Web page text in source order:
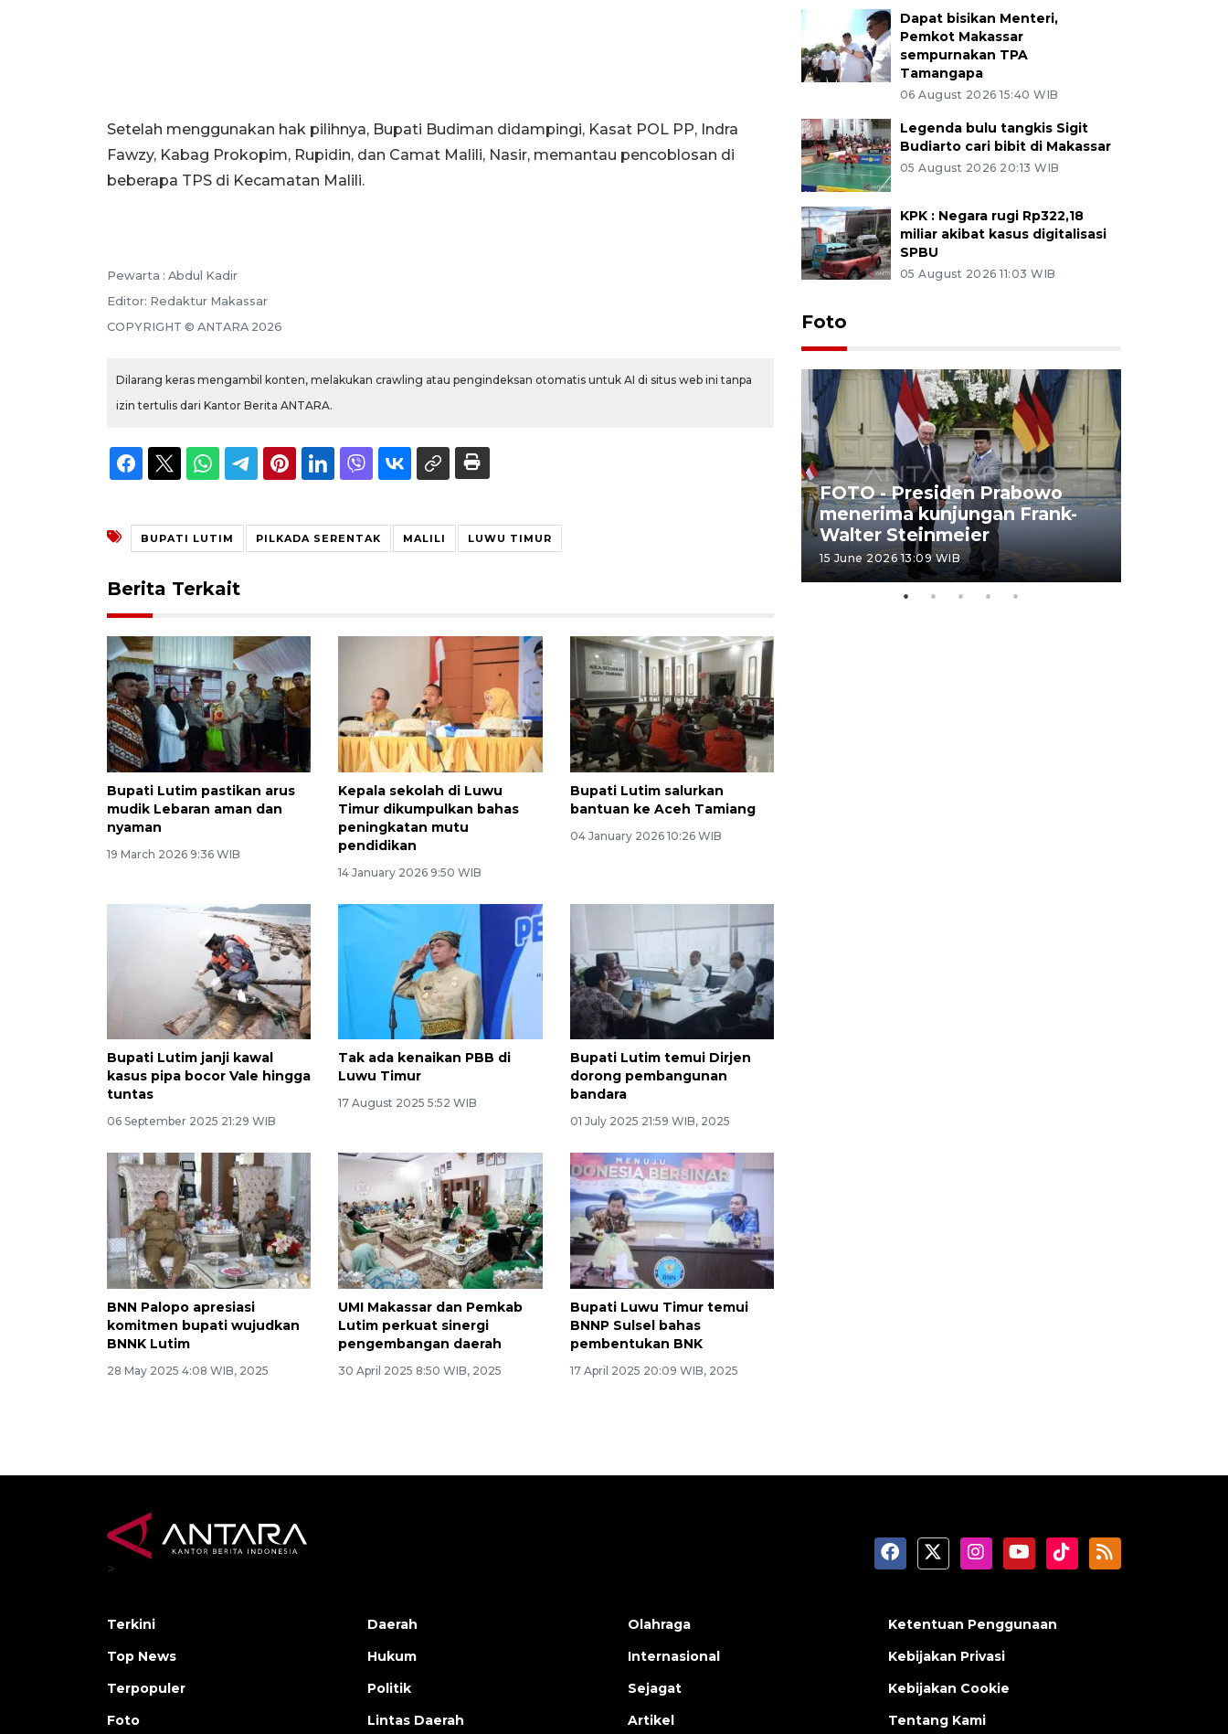
Setelah menggunakan hak pilihnya, Bupati Budiman didampingi, Kasat POL PP, Indra
Fawzy, Kabag Prokopim, Rupidin, dan Camat Malili, Nasir, memantau pencoblosan di
beberapa TPS di Kecamatan Malili.
Pewarta : Abdul Kadir
Editor: Redaktur Makassar
COPYRIGHT © ANTARA 2026
Dilarang keras mengambil konten, melakukan crawling atau pengindeksan otomatis untuk AI di situs web ini tanpa
izin tertulis dari Kantor Berita ANTARA.
BUPATI LUTIM PILKADA SERENTAK MALILI LUWU TIMUR
Berita Terkait
Bupati Lutim pastikan arus
mudik Lebaran aman dan
nyaman
19 March 2026 9:36 WIB
Kepala sekolah di Luwu
Timur dikumpulkan bahas
peningkatan mutu
pendidikan
14 January 2026 9:50 WIB
Bupati Lutim salurkan
bantuan ke Aceh Tamiang
04 January 2026 10:26 WIB
Bupati Lutim janji kawal
kasus pipa bocor Vale hingga
tuntas
06 September 2025 21:29 WIB
Tak ada kenaikan PBB di
Luwu Timur
17 August 2025 5:52 WIB
Bupati Lutim temui Dirjen
dorong pembangunan
bandara
01 July 2025 21:59 WIB, 2025
BNN Palopo apresiasi
komitmen bupati wujudkan
BNNK Lutim
28 May 2025 4:08 WIB, 2025
UMI Makassar dan Pemkab
Lutim perkuat sinergi
pengembangan daerah
30 April 2025 8:50 WIB, 2025
Bupati Luwu Timur temui
BNNP Sulsel bahas
pembentukan BNK
17 April 2025 20:09 WIB, 2025
Dapat bisikan Menteri,
Pemkot Makassar
sempurnakan TPA
Tamangapa
06 August 2026 15:40 WIB
Legenda bulu tangkis Sigit
Budiarto cari bibit di Makassar
05 August 2026 20:13 WIB
KPK : Negara rugi Rp322,18
miliar akibat kasus digitalisasi
SPBU
05 August 2026 11:03 WIB
Foto
Yogyakarta
FOTO - Presiden Prabowo
menerima kunjungan Frank-
Walter Steinmeier
15 June 2026 13:09 WIB
>
Terkini
Top News
Terpopuler
Foto
Daerah
Hukum
Politik
Lintas Daerah
Olahraga
Internasional
Sejagat
Artikel
Ketentuan Penggunaan
Kebijakan Privasi
Kebijakan Cookie
Tentang Kami